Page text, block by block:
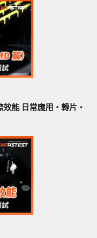
效能 日常應用‧轉片‧